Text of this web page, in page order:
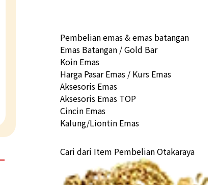
Pembelian emas & emas batangan
Emas Batangan / Gold Bar
Koin Emas
Harga Pasar Emas / Kurs Emas
Aksesoris Emas
Aksesoris Emas TOP
Cincin Emas
Kalung/Liontin Emas
Cari dari Item Pembelian Otakaraya